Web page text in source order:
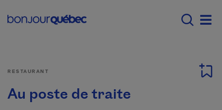
Main navigation -
RESTAURANT
Au poste de traite